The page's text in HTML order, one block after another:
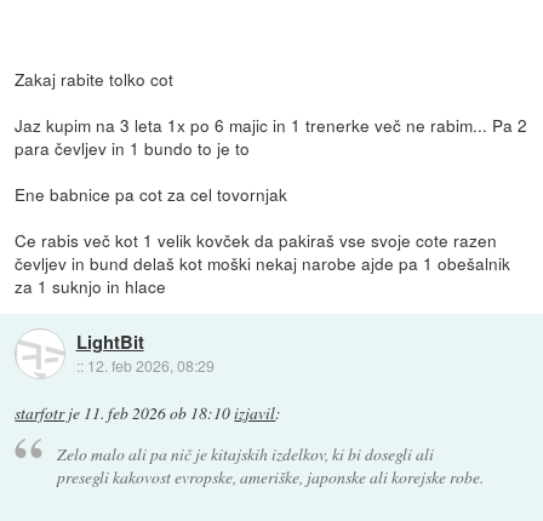
Zakaj rabite tolko cot
Jaz kupim na 3 leta 1x po 6 majic in 1 trenerke več ne rabim... Pa 2
para čevljev in 1 bundo to je to
Ene babnice pa cot za cel tovornjak
Ce rabis več kot 1 velik kovček da pakiraš vse svoje cote razen
čevljev in bund delaš kot moški nekaj narobe ajde pa 1 obešalnik
za 1 suknjo in hlace
LightBit
:: 12. feb 2026, 08:29
starfotrje 11. feb 2026 ob 18:10izjavil:
Zelo malo ali pa nič je kitajskih izdelkov, ki bi dosegli ali
presegli kakovost evropske, ameriške, japonske ali korejske robe.